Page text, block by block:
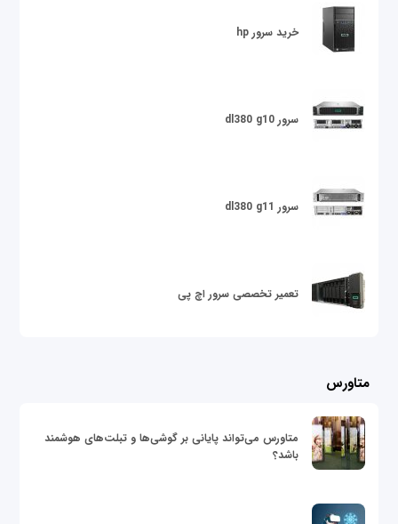
خرید سرور hp
سرور dl380 g10
سرور dl380 g11
تعمیر تخصصی سرور اچ پی
متاورس
متاورس می‌تواند پایانی بر گوشی‌ها و تبلت‌های هوشمند
باشد؟